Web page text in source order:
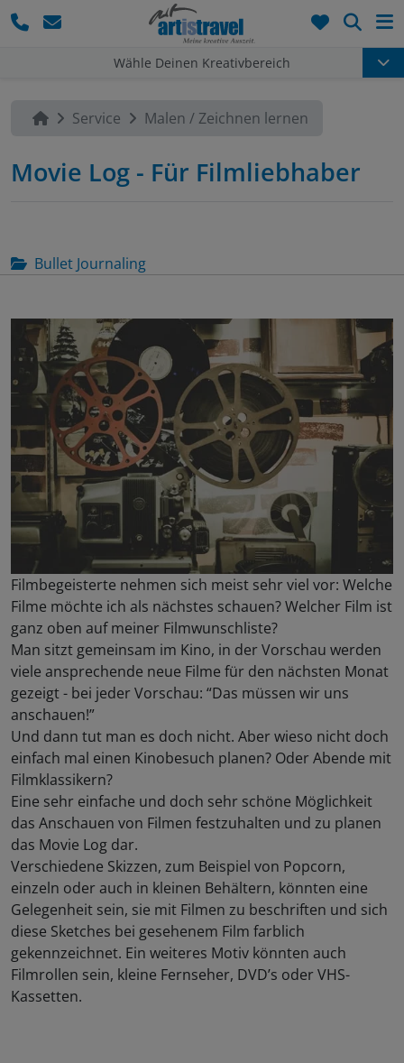
Wähle Deinen Kreativbereich
Service Malen / Zeichnen lernen
Movie Log - Für Filmliebhaber
Bullet Journaling
Filmbegeisterte nehmen sich meist sehr viel vor: Welche
Filme möchte ich als nächstes schauen? Welcher Film ist
ganz oben auf meiner Filmwunschliste?
Man sitzt gemeinsam im Kino, in der Vorschau werden
viele ansprechende neue Filme für den nächsten Monat
gezeigt - bei jeder Vorschau: “Das müssen wir uns
anschauen!”
Und dann tut man es doch nicht. Aber wieso nicht doch
einfach mal einen Kinobesuch planen? Oder Abende mit
Filmklassikern?
Eine sehr einfache und doch sehr schöne Möglichkeit
das Anschauen von Filmen festzuhalten und zu planen
das Movie Log dar.
Verschiedene Skizzen, zum Beispiel von Popcorn,
einzeln oder auch in kleinen Behältern, könnten eine
Gelegenheit sein, sie mit Filmen zu beschriften und sich
diese Sketches bei gesehenem Film farblich
gekennzeichnet. Ein weiteres Motiv könnten auch
Filmrollen sein, kleine Fernseher, DVD’s oder VHS-
Kassetten.